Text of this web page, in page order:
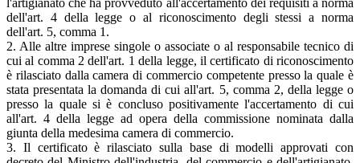
dell'art. 4 della legge o al riconoscimento degli stessi a norma
dell'art. 5, comma 1.
2. Alle altre imprese singole o associate o al responsabile tecnico di
cui al comma 2 dell'art. 1 della legge, il certificato di riconoscimento
è rilasciato dalla camera di commercio competente presso la quale è
stata presentata la domanda di cui all'art. 5, comma 2, della legge o
presso la quale si è concluso positivamente l'accertamento di cui
all'art. 4 della legge ad opera della commissione nominata dalla
giunta della medesima camera di commercio.
3. Il certificato è rilasciato sulla base di modelli approvati con